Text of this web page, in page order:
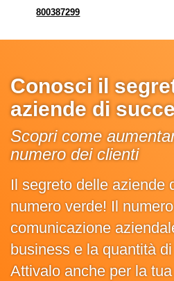
800387299
Conosci il
aziende di
Scopri come
numero dei clienti
Il segreto delle aziende
numero verde! Il
comunicazione
business e la quantità
Attivalo anche per la